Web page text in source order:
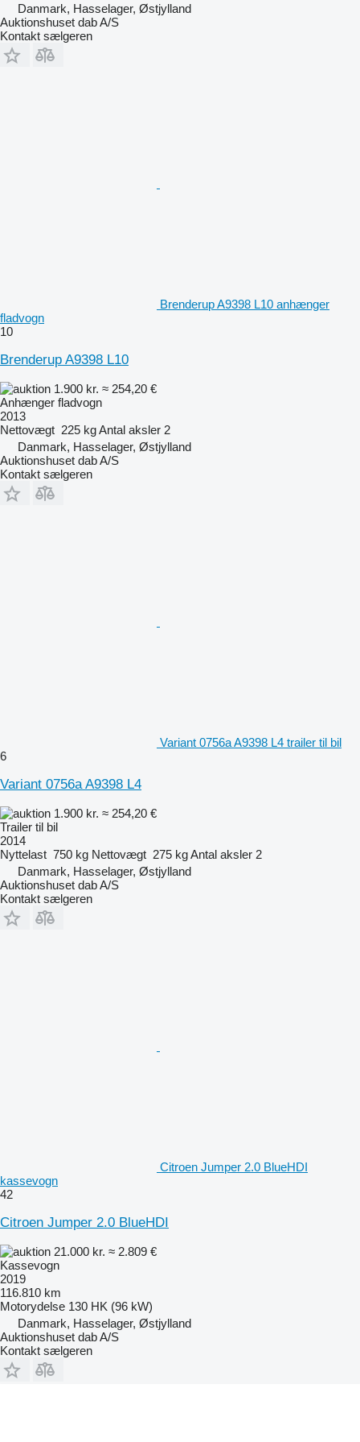
Danmark, Hasselager, Østjylland
Auktionshuset dab A/S
Kontakt sælgeren
Brenderup A9398 L10 anhænger
fladvogn
10
Brenderup A9398 L10
1.900 kr. ≈ 254,20 €
Anhænger fladvogn
2013
Nettovægt 225 kgAntal aksler 2
Danmark, Hasselager, Østjylland
Auktionshuset dab A/S
Kontakt sælgeren
Variant 0756a A9398 L4 trailer til bil
6
Variant 0756a A9398 L4
1.900 kr. ≈ 254,20 €
Trailer til bil
2014
Nyttelast 750 kg Nettovægt 275 kgAntal aksler 2
Danmark, Hasselager, Østjylland
Auktionshuset dab A/S
Kontakt sælgeren
Citroen Jumper 2.0 BlueHDI
kassevogn
42
Citroen Jumper 2.0 BlueHDI
21.000 kr. ≈ 2.809 €
Kassevogn
2019
116.810 km
Motorydelse 130 HK (96 kW)
Danmark, Hasselager, Østjylland
Auktionshuset dab A/S
Kontakt sælgeren